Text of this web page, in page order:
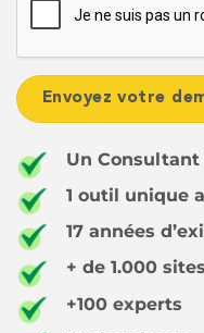
Un Consultant
1 outil unique
17 années
+ de 1.000
+100 experts